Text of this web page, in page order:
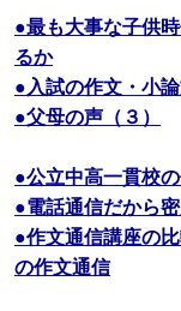
●最も大事な子供
るか
●入試の作文・小
●父母の声（３）
●公立中高一貫校
●電話通信だから
●作文通信講座の
の作文通信